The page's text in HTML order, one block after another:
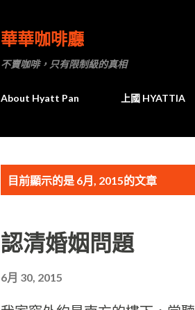
華華咖啡廳
不賣咖啡，只有限制級的真相
About Hyatt Pan 上國 HYATTIA
目前顯示的是 6月, 2015的文章
認清婚姻問題
6月 30, 2015